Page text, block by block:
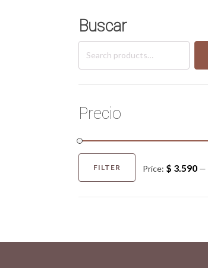
Buscar
Search
Precio
FILTER Price: $ 3.590 —